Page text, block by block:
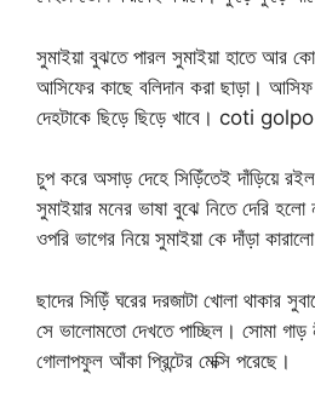
সুমাইয়া বুঝতে পারল সুমাইয়া হাতে আর
আসিফের কাছে বলিদান করা ছাড়া। আসিফ
দেহটাকে ছিড়ে ছিড়ে খাবে। coti golpo
চুপ করে অসাড় দেহে সিড়িঁতেই দাঁড়িয়ে
সুমাইয়ার মনের ভাষা বুঝে নিতে দেরি
ওপরি ভাগের নিয়ে সুমাইয়া কে দাঁড়া
ছাদের সিড়িঁ ঘরের দরজাটা খোলা থাকার
সে ভালোমতো দেখতে পাচ্ছিল। সোমা
গোলাপফুল আঁকা প্রিন্টের মেক্সি পরেছে।